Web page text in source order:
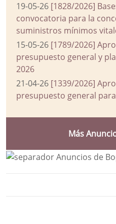
19-05-26 [1828/2026]
convocatoria para la
suministros mínimos
15-05-26 [1789/2026]
presupuesto general y
2026
21-04-26 [1339/2026]
presupuesto general
Más